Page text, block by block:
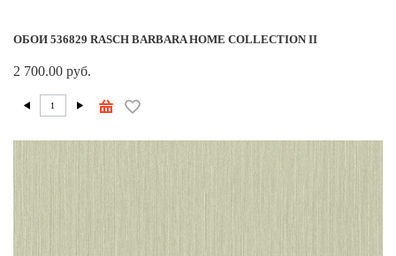
ОБОИ 536829 RASCH BARBARA HOME COLLECTION II
2 700.00 руб.